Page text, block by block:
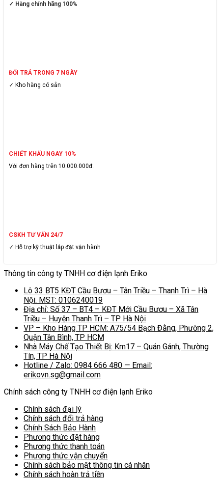
✓ Hàng chính hãng 100%
ĐỔI TRẢ TRONG 7 NGÀY
✓ Kho hàng có sẳn
CHIẾT KHẤU NGAY 10%
Với đơn hàng trên 10.000.000đ.
CSKH TƯ VẤN 24/7
✓ Hỗ trợ kỹ thuật lắp đặt vận hành
Thông tin công ty TNHH cơ điện lạnh Eriko
Lô 33 BT5 KĐT Cầu Bươu – Tân Triều – Thanh Trì – Hà
Nội. MST: 0106240019
Địa chỉ: Số 37 – BT4 – KĐT Mới Cầu Bươu – Xã Tân
Triều – Huyện Thanh Trì – TP Hà Nội
VP – Kho Hàng TP HCM: A75/54 Bạch Đằng, Phường 2,
Quận Tân Bình, TP HCM
Nhà Máy Chế Tạo Thiết Bị: Km17 – Quán Gánh, Thường
Tín, TP Hà Nội
Hotline / Zalo: 0984 666 480 — Email:
erikovn.sg@gmail.com
Chính sách công ty TNHH cơ điện lạnh Eriko
Chính sách đại lý
Chính sách đổi trả hàng
Chính Sách Bảo Hành
Phương thức đặt hàng
Phương thức thanh toán
Phương thức vận chuyển
Chính sách bảo mật thông tin cá nhân
Chính sách hoàn trả tiền